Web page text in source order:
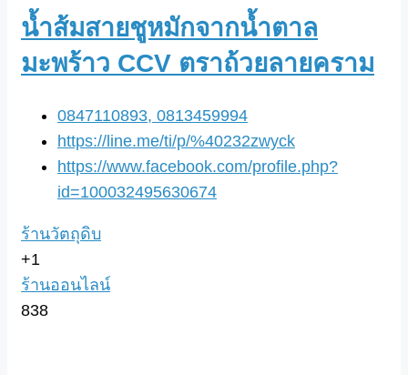
น้ำส้มสายชูหมักจากน้ำตาล
มะพร้าว CCV ตราถ้วยลายคราม
0847110893, 0813459994
https://line.me/ti/p/%40232zwyck
https://www.facebook.com/profile.php?
id=100032495630674
ร้านวัตถุดิบ
+1
ร้านออนไลน์
838